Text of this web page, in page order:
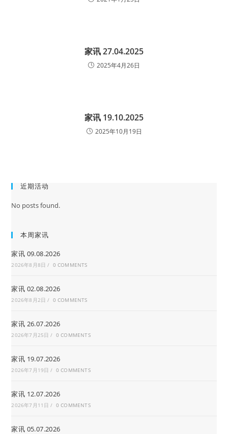
家讯 27.04.2025
2025年4月26日
家讯 19.10.2025
2025年10月19日
近期活动
No posts found.
本周家讯
家讯 09.08.2026
2026年8月8日 / 0 COMMENTS
家讯 02.08.2026
2026年8月2日 / 0 COMMENTS
家讯 26.07.2026
2026年7月25日 / 0 COMMENTS
家讯 19.07.2026
2026年7月19日 / 0 COMMENTS
家讯 12.07.2026
2026年7月11日 / 0 COMMENTS
家讯 05.07.2026